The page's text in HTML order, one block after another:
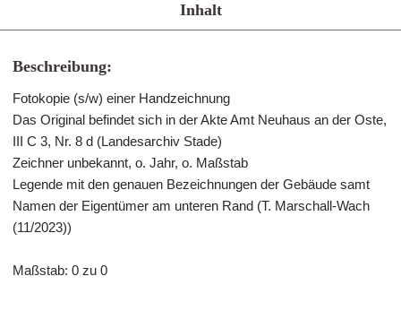
Inhalt
Beschreibung:
Fotokopie (s/w) einer Handzeichnung
Das Original befindet sich in der Akte Amt Neuhaus an der Oste,
III C 3, Nr. 8 d (Landesarchiv Stade)
Zeichner unbekannt, o. Jahr, o. Maßstab
Legende mit den genauen Bezeichnungen der Gebäude samt
Namen der Eigentümer am unteren Rand (T. Marschall-Wach
(11/2023))
Maßstab: 0 zu 0